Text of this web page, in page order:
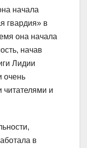
начала
гвардия» в
она начала
начав
Лидии
очень
и
в